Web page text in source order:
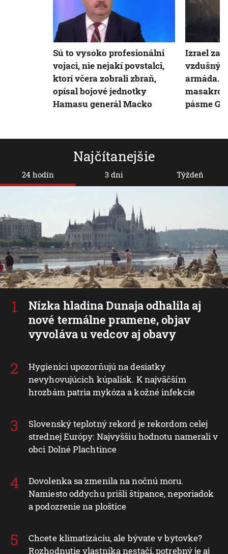
Najčítanejšie
24 hodín
Nízka hladina Dunaja odhalila aj
nové termálne pramene, objav
vyvoláva u vedcov aj obavy
Hygienici upozorňujú na desiatky
nevyhovujúcich kúpalísk. K najväčším
hrozbám patria mykóza a kožné infekcie
Slovenský teplotný rekord je rekordom celej
strednej Európy: Najvyššiu hodnotu namerali v
obci Dolné Plachtince
Dovolenka sa zmenila na nočnú moru.
Namiesto oddychu prišli štípance, neporiadok
a podozrenie na ploštice
Chcete klimatizáciu, ale bývate v bytovke?
Rozhodnutie vlastníka nestačí, potrebný je aj
3 dni Týždeň
Sú to vysoko profesionálni
vojaci, nie nejakí povstalci,
ktorí včera zobrali zbraň,
opísal bojové jednotky
Hamasu generál Macko
Izrael
armáda.
pásme